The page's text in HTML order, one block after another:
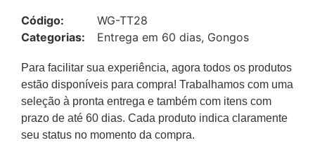
Código:
WG-TT28
Categorias:
Entrega em 60 dias, Gongos
Para facilitar sua experiência, agora todos os produtos
estão disponíveis para compra! Trabalhamos com uma
seleção à pronta entrega e também com itens com
prazo de até 60 dias. Cada produto indica claramente
seu status no momento da compra.